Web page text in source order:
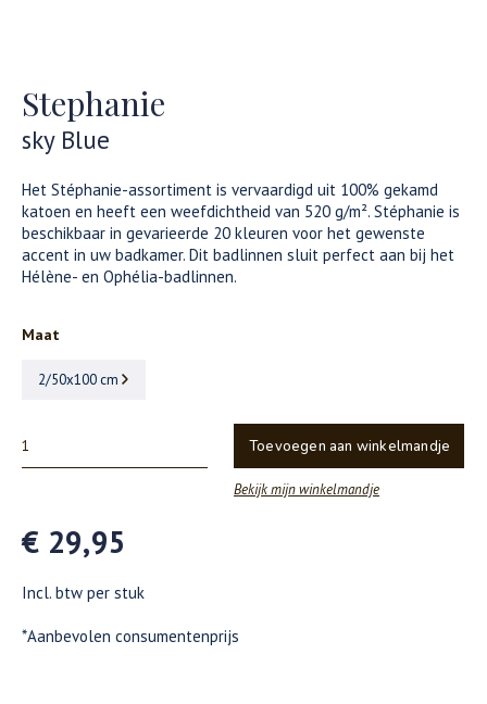
Stephanie
sky Blue
Het Stéphanie-assortiment is vervaardigd uit 100% gekamd
katoen en heeft een weefdichtheid van 520 g/m². Stéphanie is
beschikbaar in gevarieerde 20 kleuren voor het gewenste
accent in uw badkamer. Dit badlinnen sluit perfect aan bij het
Hélène- en Ophélia-badlinnen.
Maat
2/50x100 cm
Toevoegen aan winkelmandje
Bekijk mijn winkelmandje
€ 29,95
Incl. btw per stuk
*Aanbevolen consumentenprijs